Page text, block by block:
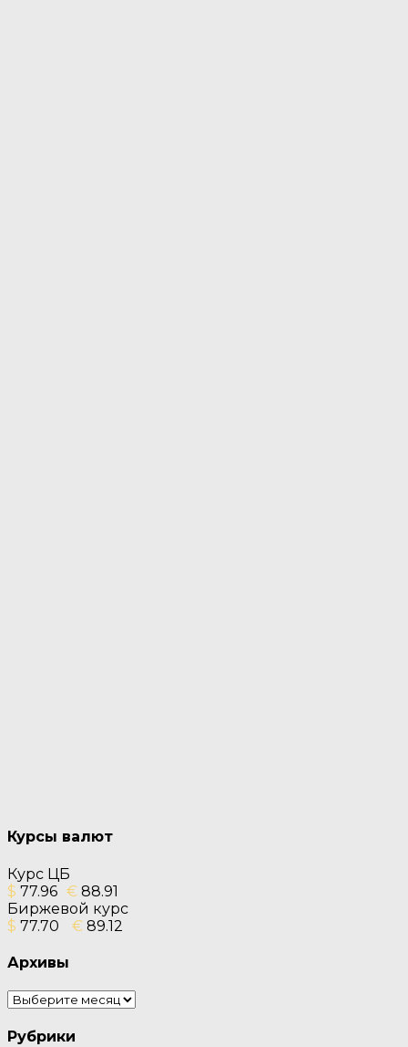
Курсы валют
Курс ЦБ
$ 77.96 € 88.91
Биржевой курс
$ 77.70 € 89.12
Архивы
Архивы
Рубрики